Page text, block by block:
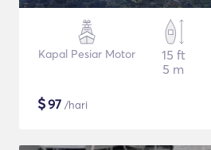
Kapal Pesiar Motor
15 ft
5 m
$97 /hari